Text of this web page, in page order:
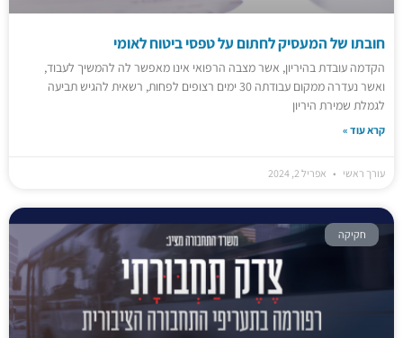
חובתו של המעסיק לחתום על טפסי ביטוח לאומי
הקדמה עובדת בהיריון, אשר מצבה הרפואי אינו מאפשר לה להמשיך לעבוד,
ואשר נעדרה ממקום עבודתה 30 ימים רצופים לפחות, רשאית להגיש תביעה
לגמלת שמירת היריון
קרא עוד »
עורך ראשי אפריל 2, 2024
חקיקה